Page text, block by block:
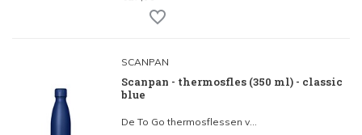
SCANPAN
Scanpan - thermosfles (350 ml) - classic
blue
De To Go thermosflessen v...